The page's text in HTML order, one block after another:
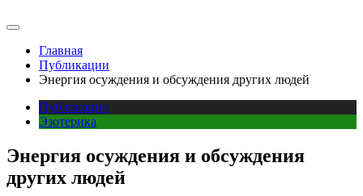
Главная
Публикации
Энергия осуждения и обсуждения других людей
Публикации
Эзотерика
Энергия осуждения и обсуждения
других людей